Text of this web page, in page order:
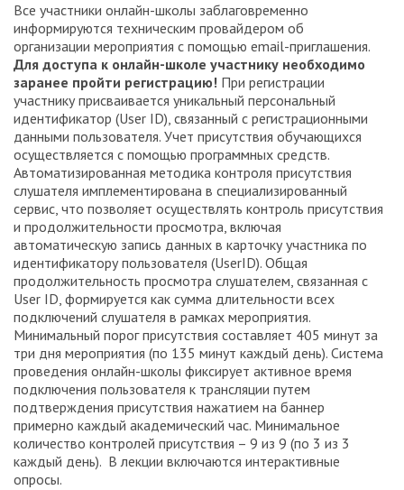
Все участники онлайн-школы заблаговременно
информируются техническим провайдером об
организации мероприятия с помощью email-приглашения.
Для доступа к онлайн-школе участнику необходимо
заранее пройти регистрацию! При регистрации
участнику присваивается уникальный персональный
идентификатор (User ID), связанный с регистрационными
данными пользователя. Учет присутствия обучающихся
осуществляется с помощью программных средств.
Автоматизированная методика контроля присутствия
слушателя имплементирована в специализированный
сервис, что позволяет осуществлять контроль присутствия
и продолжительности просмотра, включая
автоматическую запись данных в карточку участника по
идентификатору пользователя (UserID). Общая
продолжительность просмотра слушателем, связанная с
User ID, формируется как сумма длительности всех
подключений слушателя в рамках мероприятия.
Минимальный порог присутствия составляет 405 минут за
три дня мероприятия (по 135 минут каждый день). Система
проведения онлайн-школы фиксирует активное время
подключения пользователя к трансляции путем
подтверждения присутствия нажатием на баннер
примерно каждый академический час. Минимальное
количество контролей присутствия – 9 из 9 (по 3 из 3
каждый день). В лекции включаются интерактивные
опросы.